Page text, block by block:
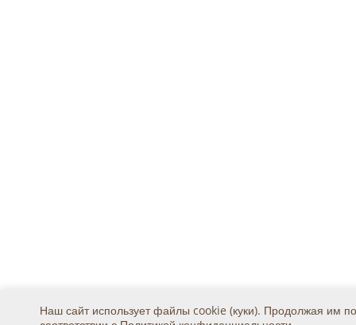
Наш сайт использует файлы cookie (куки). Продолжая им